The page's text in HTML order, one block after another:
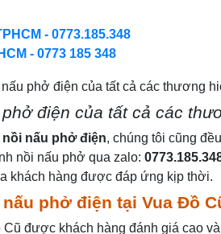
- 0773.185.348
- 0773 185 348
điện của tất cả các
nấu phở điện, chúng tôi cũng
nồi nấu phở qua zalo:
khách hàng được đáp ứng kịp thời.
phở điện tại Vua Đồ
Cũ được khách hàng đánh giá cao